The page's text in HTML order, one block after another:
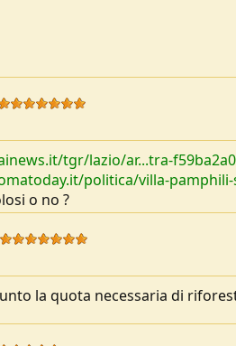
tgr/lazio/ar...tra-
politica/villa-
o no ?
la quota necessaria di